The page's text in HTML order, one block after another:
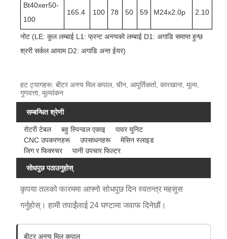
Bt40xer50-
100
165.4 100 78 50 59 M24x2.0p 2.10
नोट (LE: कुल लम्बाई L1: फ्रन्ट अन्त्यको लम्बाई D1: अगाडि समाप्त हुन्छ
श्ररी सर्कल आयाम D2: अगाडि अन्त ईयर)
हट ट्यागहरू: बीटर अन्त्य मिल कपाल, चीन, आपूर्तिकर्ता, कारखाना, मूल्य,
गुणवत्ता, मूल्यांकन
सम्बन्धित श्रेणी
रोटरी टेबल बहु स्पिन्डल एकाइ
पावर युनिट
CNC उपकरणहरू
उपसाधनहरू
मेसिन स्लाइड
जिग र फिक्स्चर
पानी उपचार फिल्टर
सोधपुछ पठाउनुहोस्
कृपया तलको फारममा आफ्नो सोधपुछ दिन स्वतन्त्र महसुस
गर्नुहोस्। हामी तपाईंलाई 24 घण्टामा जवाफ दिनेछौं।